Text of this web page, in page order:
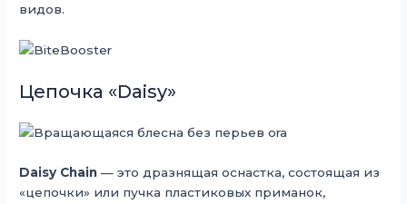
видов.
Цепочка «Daisy»
Daisy Chain — это дразнящая оснастка, состоящая из
«цепочки» или пучка пластиковых приманок,